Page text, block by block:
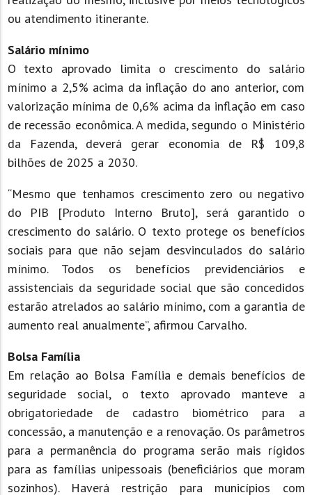
ou atendimento itinerante.
Salário mínimo
O texto aprovado limita o crescimento do salário
mínimo a 2,5% acima da inflação do ano anterior, com
valorização mínima de 0,6% acima da inflação em caso
de recessão econômica. A medida, segundo o Ministério
da Fazenda, deverá gerar economia de R$ 109,8
bilhões de 2025 a 2030.
“Mesmo que tenhamos crescimento zero ou negativo
do PIB [Produto Interno Bruto], será garantido o
crescimento do salário. O texto protege os benefícios
sociais para que não sejam desvinculados do salário
mínimo. Todos os benefícios previdenciários e
assistenciais da seguridade social que são concedidos
estarão atrelados ao salário mínimo, com a garantia de
aumento real anualmente”, afirmou Carvalho.
Bolsa Família
Em relação ao Bolsa Família e demais benefícios de
seguridade social, o texto aprovado manteve a
obrigatoriedade de cadastro biométrico para a
concessão, a manutenção e a renovação. Os parâmetros
para a permanência do programa serão mais rígidos
para as famílias unipessoais (beneficiários que moram
sozinhos). Haverá restrição para municípios com